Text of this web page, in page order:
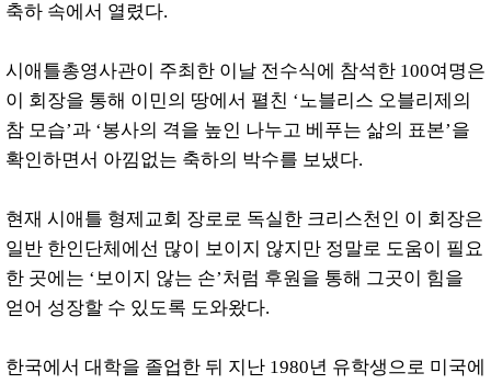
축하 속에서 열렸다.
시애틀총영사관이 주최한 이날 전수식에 참석한 100여명은
이 회장을 통해 이민의 땅에서 펼친 ‘노블리스 오블리제의
참 모습’과 ‘봉사의 격을 높인 나누고 베푸는 삶의 표본’을
확인하면서 아낌없는 축하의 박수를 보냈다.
현재 시애틀 형제교회 장로로 독실한 크리스천인 이 회장은
일반 한인단체에선 많이 보이지 않지만 정말로 도움이 필요
한 곳에는 ‘보이지 않는 손’처럼 후원을 통해 그곳이 힘을
얻어 성장할 수 있도록 도와왔다.
한국에서 대학을 졸업한 뒤 지난 1980년 유학생으로 미국에